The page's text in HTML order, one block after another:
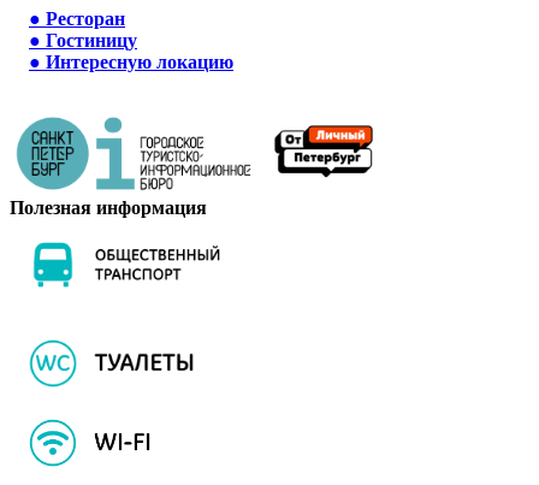
● Ресторан
● Гостиницу
● Интересную локацию
Полезная информация